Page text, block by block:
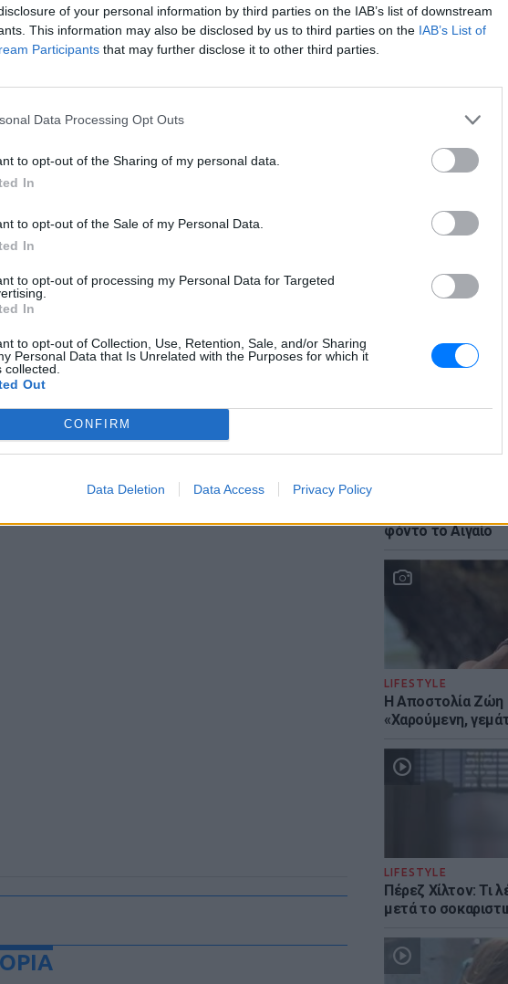
of your personal information by third parties on the IAB’s list of downstream
This information may also be disclosed by us to third parties on the IAB’s List of
Participants that may further disclose it to other third parties.
Data Processing Opt Outs
to opt-out of the Sharing of my personal data.
In
to opt-out of the Sale of my Personal Data.
In
to opt-out of processing my Personal Data for Targeted
In
to opt-out of Collection, Use, Retention, Sale, and/or Sharing
Personal Data that Is Unrelated with the Purposes for which it
collected.
Out
CONFIRM
Data Deletion Data Access Privacy Policy
Ανω Λιόσια:
έπαθε
ΕΙΔΗΣΕΙΣ
Στέρεψε η
από την
Γιώργος Λιάγκας
Καλοκαιρινές
φόντο το Αιγαίο
LIFESTYLE
Η Αποστολία Ζώη
«Χαρούμενη,
LIFESTYLE
Πέρεζ Χίλτον: Τι
μετά το
στο
Τα νέα της ημέρας και ότι σου κάνει κλικ!
και στο Instagram